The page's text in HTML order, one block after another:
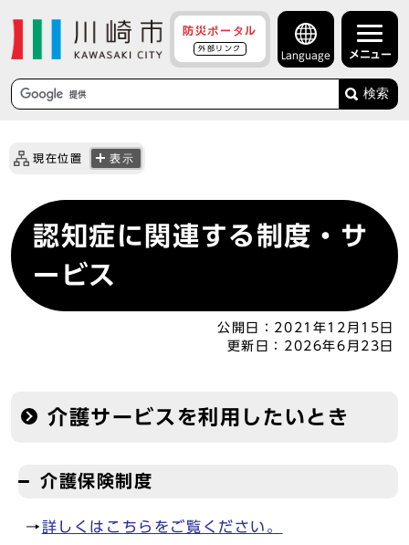
防災ポータル
外部リンク
Language メニュー
検索
現在位置 表示
認知症に関連する制度・サ
ービス
公開日： 2021年12月15日
更新日： 2026年6月23日
介護サービスを利用したいとき
介護保険制度
→詳しくはこちらをご覧ください。